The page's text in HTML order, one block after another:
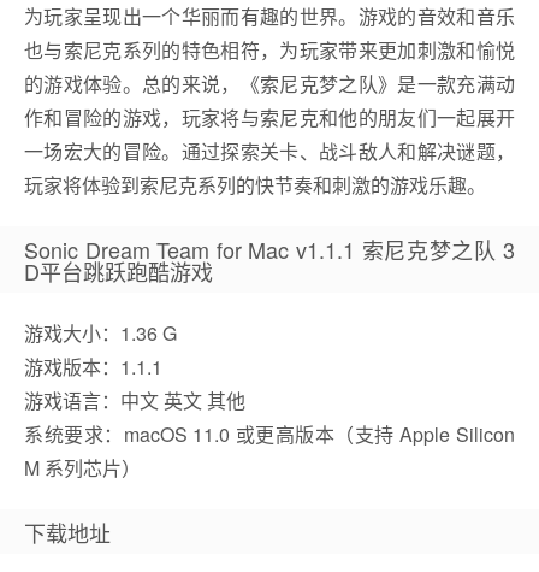
为玩家呈现出一个华丽而有趣的世界。游戏的音效和音乐
也与索尼克系列的特色相符，为玩家带来更加刺激和愉悦
的游戏体验。总的来说，《索尼克梦之队》是一款充满动
作和冒险的游戏，玩家将与索尼克和他的朋友们一起展开
一场宏大的冒险。通过探索关卡、战斗敌人和解决谜题，
玩家将体验到索尼克系列的快节奏和刺激的游戏乐趣。
Sonic Dream Team for Mac v1.1.1 索尼克梦之队 3
D平台跳跃跑酷游戏
游戏大小：1.36 G
游戏版本：1.1.1
游戏语言：中文 英文 其他
系统要求：macOS 11.0 或更高版本（支持 Apple Silicon
M 系列芯片）
下载地址